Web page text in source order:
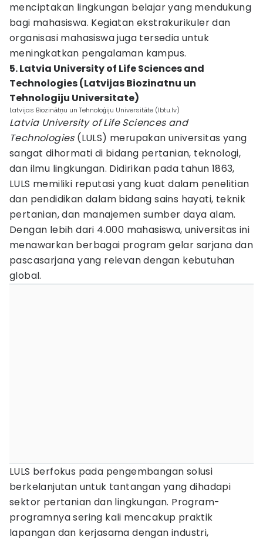
menciptakan lingkungan belajar yang mendukung
bagi mahasiswa. Kegiatan ekstrakurikuler dan
organisasi mahasiswa juga tersedia untuk
meningkatkan pengalaman kampus.
5. Latvia University of Life Sciences and
Technologies (Latvijas Biozinatnu un
Tehnologiju Universitate)
Latvijas Biozinātņu un Tehnoloģiju Universitāte (lbtu.lv)
Latvia University of Life Sciences and
Technologies(LULS) merupakan universitas yang
sangat dihormati di bidang pertanian, teknologi,
dan ilmu lingkungan. Didirikan pada tahun 1863,
LULS memiliki reputasi yang kuat dalam penelitian
dan pendidikan dalam bidang sains hayati, teknik
pertanian, dan manajemen sumber daya alam.
Dengan lebih dari 4.000 mahasiswa, universitas ini
menawarkan berbagai program gelar sarjana dan
pascasarjana yang relevan dengan kebutuhan
global.
LULS berfokus pada pengembangan solusi
berkelanjutan untuk tantangan yang dihadapi
sektor pertanian dan lingkungan. Program-
programnya sering kali mencakup praktik
lapangan dan kerjasama dengan industri,